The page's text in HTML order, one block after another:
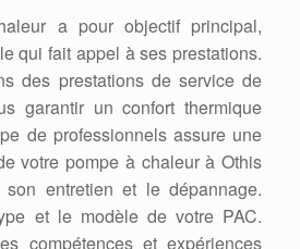
a pour objectif principal,
qui fait appel à ses prestations.
des prestations de service de
garantir un confort thermique
de professionnels assure une
votre pompe à chaleur à Othis
entretien et le dépannage.
et le modèle de votre PAC.
compétences et expériences